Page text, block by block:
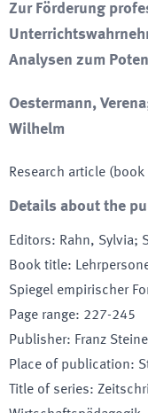
Zur Förderung
Analysen zum
Oestermann,
Wilhelm
Research article
Details about the
Editors: Rahn, Sylvia;
Book title:
Spiegel empirischer
Page range: 227-245
Publisher: Franz
Place of publication:
Title of series: